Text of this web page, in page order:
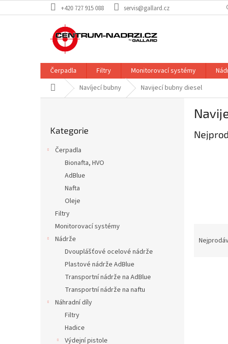
na
+420 727 915 088 servis@gallard.cz
Čerpadla Filtry Monitorovací systémy
Domů Navíjecí bubny Navijecí bubny diesel
kategorie
Kategorie
Čerpadla
Bionafta, HVO
AdBlue
Nafta
Oleje
Filtry
Monitorovací systémy
Nádrže
Dvouplášťové ocelové nádrže
Plastové nádrže AdBlue
Transportní nádrže na AdBlue
Transportní nádrže na naftu
Náhradní díly
Filtry
Hadice
Výdejní pistole